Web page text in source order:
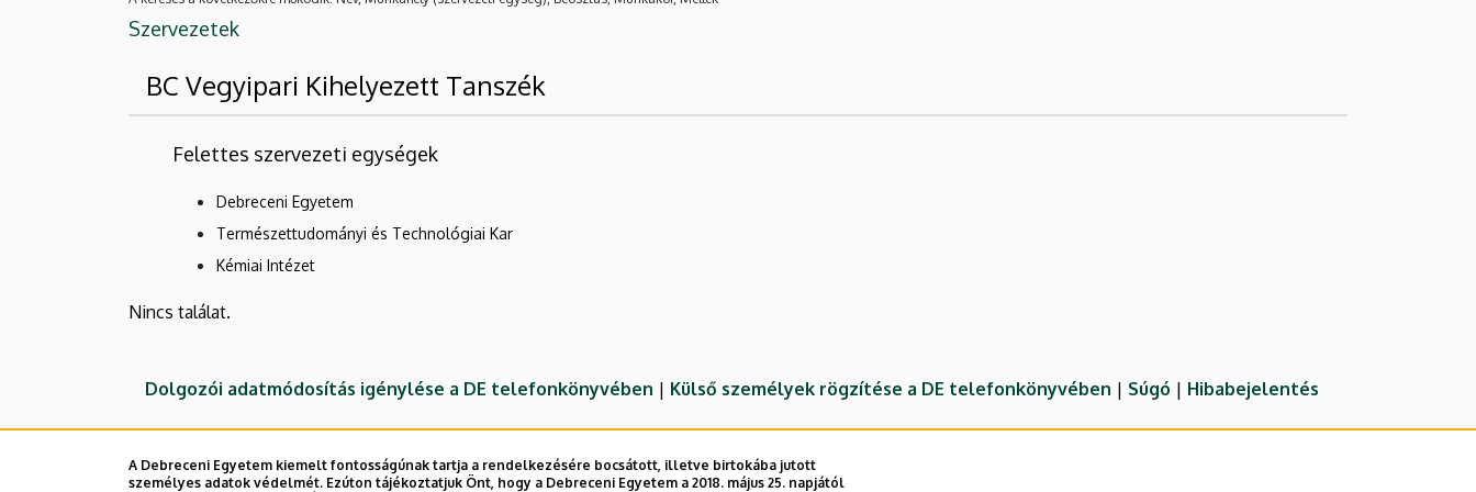
Szervezetek
BC Vegyipari Kihelyezett Tanszék
Felettes szervezeti egységek
Debreceni Egyetem
Természettudományi és Technológiai Kar
Kémiai Intézet
Nincs találat.
Dolgozói adatmódosítás igénylése a DE telefonkönyvében | Külső személyek rögzítése a DE telefonkönyvében | Súgó | Hibabejelentés
A Debreceni Egyetem kiemelt fontosságúnak tartja a rendelkezésére bocsátott, illetve birtokába jutott
személyes adatok védelmét. Ezúton tájékoztatjuk Önt, hogy a Debreceni Egyetem a 2018. május 25. napjától